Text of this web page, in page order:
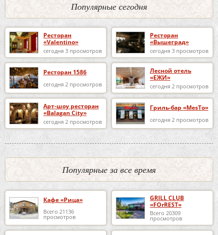
Популярные сегодня
Ресторан
«Valentino»
сегодня 3 просмотров
Ресторан
«Вышеград»
сегодня 3 просмотров
Ресторан 1586
сегодня 2 просмотров
Лесной отель
«ЕЖИ»
сегодня 2 просмотров
Арт-шоу ресторан
«Balagan City»
сегодня 2 просмотров
Гриль-бар «MesTo»
сегодня 2 просмотров
Популярные за все время
Кафе «Рица»
Всего 21136
просмотров
GRILL CLUB
«FOrREST»
Всего 20309
просмотров